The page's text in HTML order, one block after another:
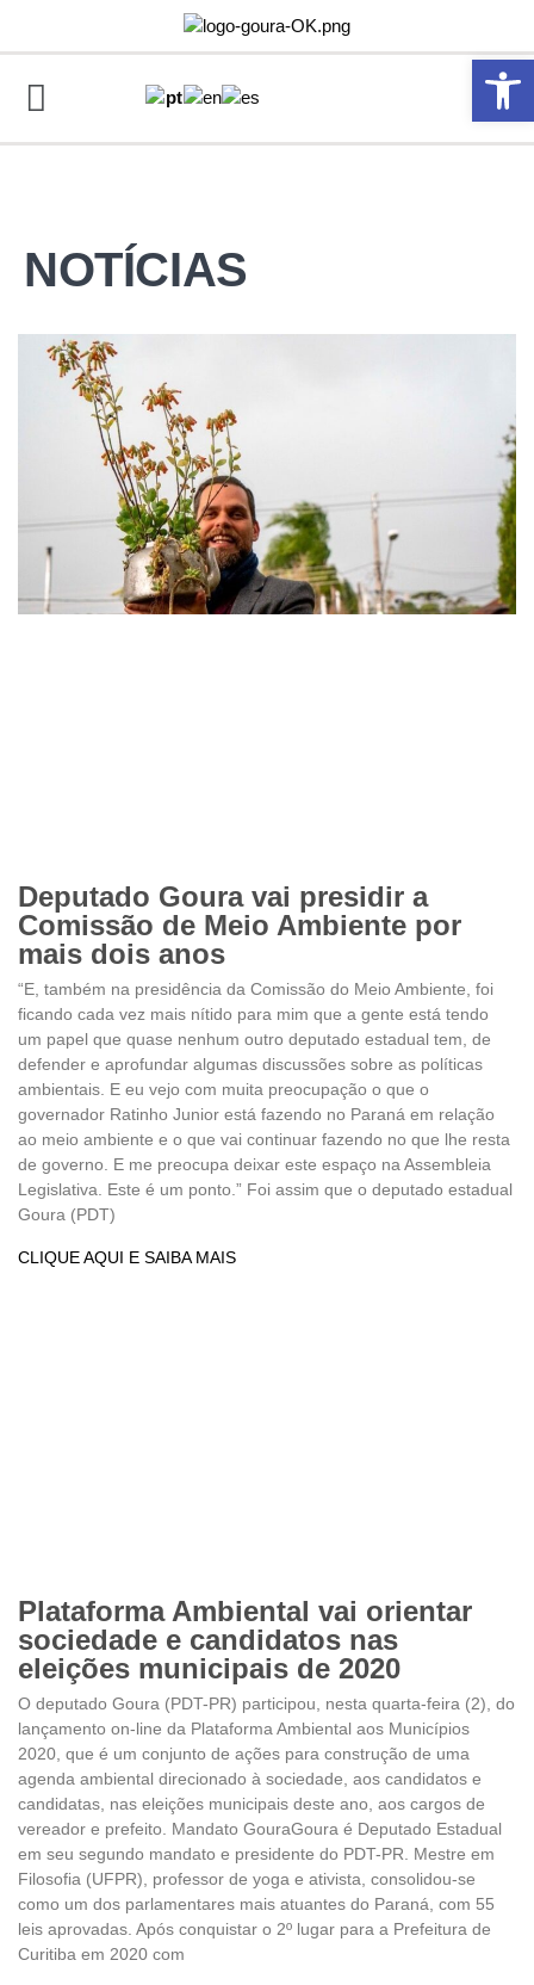
Abrir
NOTÍCIAS
Deputado Goura vai presidir a
Comissão de Meio Ambiente por
mais dois anos
“E, também na presidência da Comissão do Meio Ambiente, foi
ficando cada vez mais nítido para mim que a gente está tendo
um papel que quase nenhum outro deputado estadual tem, de
defender e aprofundar algumas discussões sobre as políticas
ambientais. E eu vejo com muita preocupação o que o
governador Ratinho Junior está fazendo no Paraná em relação
ao meio ambiente e o que vai continuar fazendo no que lhe resta
de governo. E me preocupa deixar este espaço na Assembleia
Legislativa. Este é um ponto.” Foi assim que o deputado estadual
Goura (PDT)
CLIQUE AQUI E SAIBA MAIS
Plataforma Ambiental vai orientar
sociedade e candidatos nas
eleições municipais de 2020
O deputado Goura (PDT-PR) participou, nesta quarta-feira (2), do
lançamento on-line da Plataforma Ambiental aos Municípios
2020, que é um conjunto de ações para construção de uma
agenda ambiental direcionado à sociedade, aos candidatos e
candidatas, nas eleições municipais deste ano, aos cargos de
vereador e prefeito. Mandato GouraGoura é Deputado Estadual
em seu segundo mandato e presidente do PDT-PR. Mestre em
Filosofia (UFPR), professor de yoga e ativista, consolidou-se
como um dos parlamentares mais atuantes do Paraná, com 55
leis aprovadas. Após conquistar o 2º lugar para a Prefeitura de
Curitiba em 2020 com